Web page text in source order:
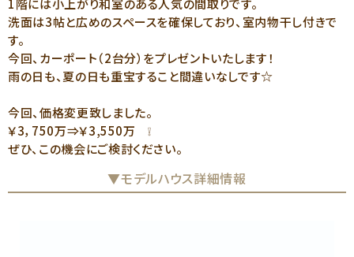
1階には小上がり和室のある人気の間取りです。
洗面は3帖と広めのスペースを確保しており、室内物干し付きで
す。
今回、カーポート（2台分）をプレゼントいたします！
雨の日も、夏の日も重宝すること間違いなしです☆
今回、価格変更致しました。
￥3，750万⇒￥3,550万 ❕
ぜひ、この機会にご検討ください。
▼モデルハウス詳細情報